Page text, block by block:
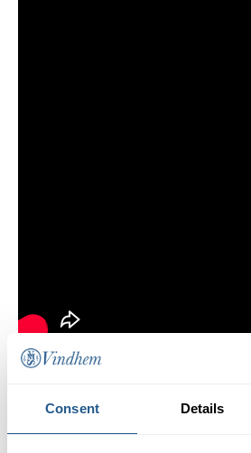
Consent Details
Preis